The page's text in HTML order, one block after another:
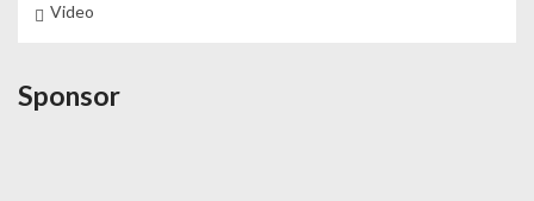
Video
Sponsor